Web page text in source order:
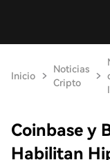
Inicio
Noticias
Cripto
Coinbase y
Habilitan